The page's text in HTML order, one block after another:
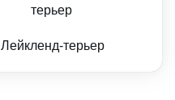
Лейкленд-терьер